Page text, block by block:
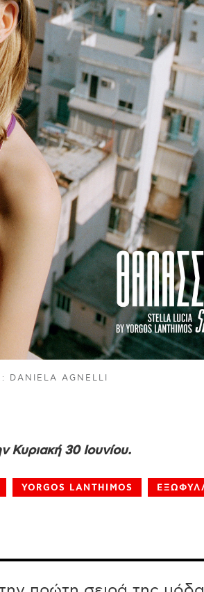
DANIELA AGNELLI
Κυριακή 30 Ιουνίου.
YORGOS LANTHIMOS